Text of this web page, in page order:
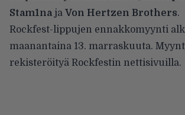
Stam1naja Von Hertzen Brothers.
Rockfest-lippujen ennakkomyynti
maanantaina 13. marraskuuta.
rekisteröityä Rockfestin nettisivuilla.